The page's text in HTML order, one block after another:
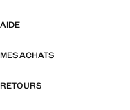
AIDE
MES ACHATS
RETOURS